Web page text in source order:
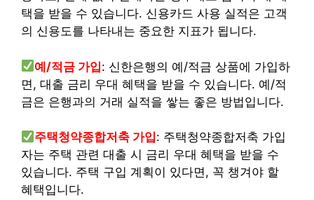
택을 받을 수 있습니다. 신용카드 사용 실적은 고객
의 신용도를 나타내는 중요한 지표가 됩니다.
예/적금 가입: 신한은행의 예/적금 상품에 가입하
면, 대출 금리 우대 혜택을 받을 수 있습니다. 예/적
금은 은행과의 거래 실적을 쌓는 좋은 방법입니다.
주택청약종합저축 가입: 주택청약종합저축 가입
자는 주택 관련 대출 시 금리 우대 혜택을 받을 수
있습니다. 주택 구입 계획이 있다면, 꼭 챙겨야 할
혜택입니다.